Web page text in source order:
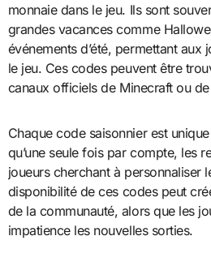
monnaie dans le jeu. Ils sont
grandes vacances comme
événements d’été, permettant aux
le jeu. Ces codes peuvent être
canaux officiels de Minecraft ou
Chaque code saisonnier est
qu’une seule fois par compte, les
joueurs cherchant à personnaliser
disponibilité de ces codes peut
de la communauté, alors que les
impatience les nouvelles sorties.